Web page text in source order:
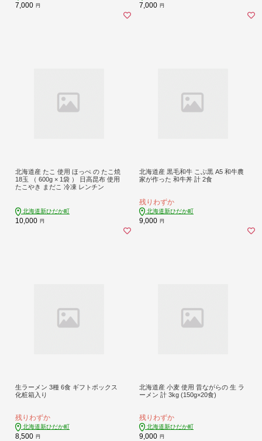
7,000 円 7,000 円
北海道産 たこ 使用 ほっぺ の たこ焼
18玉 （ 600g × 1袋 ） 日高昆布 使用
たこやき まだこ 冷凍 レンチン
北海道新ひだか町
10,000 円
北海道産 黒毛和牛 こぶ黒 A5 和牛農
家が作った 和牛丼 計 2食
残りわずか
北海道新ひだか町
9,000 円
生ラーメン 3種 6食 ギフトボックス
化粧箱入り
残りわずか
北海道新ひだか町
8,500 円
北海道産 小麦 使用 昔ながらの 生 ラ
ーメン 計 3kg (150g×20食)
残りわずか
北海道新ひだか町
9,000 円